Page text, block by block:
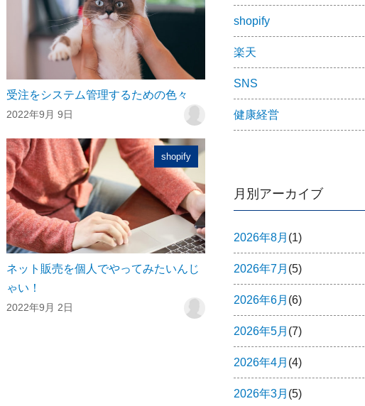
受注をシステム管理するための色々
2022年9月 9日
shopify
ネット販売を個人でやってみたいんじ
ゃい！
2022年9月 2日
shopify
楽天
SNS
健康経営
月別アーカイブ
2026年8月 (1)
2026年7月 (5)
2026年6月 (6)
2026年5月 (7)
2026年4月 (4)
2026年3月 (5)